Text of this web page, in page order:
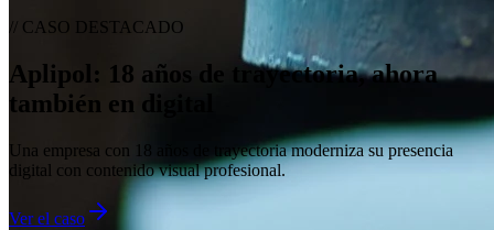
// CASO DESTACADO
Aplipol : 18 años de trayectoria, ahora
también en digital
Una empresa con 18 años de trayectoria moderniza su presencia
digital con contenido visual profesional.
Ver el caso